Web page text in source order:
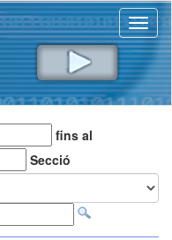
fins al
Secció